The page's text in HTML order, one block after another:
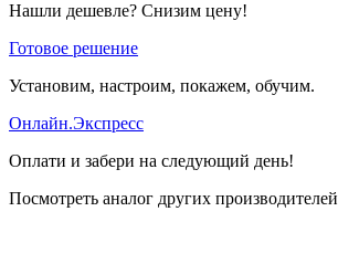
Нашли дешевле? Снизим цену!
Готовое решение
Установим, настроим, покажем, обучим.
Онлайн.Экспресс
Оплати и забери на следующий день!
Посмотреть аналог других производителей